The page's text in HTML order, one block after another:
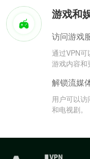
游戏和
访问游戏
通过VPN可
游戏内容和
解锁流媒
用户可以
和电视剧。